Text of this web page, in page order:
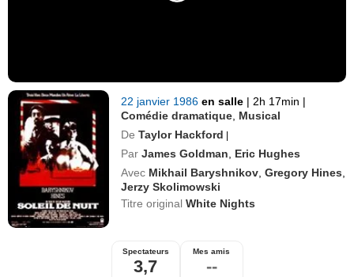
22 janvier 1986en salle | 2h 17min |
Comédie dramatique Musical
De Taylor Hackford |
Par James Goldman
Eric Hughes
Avec Mikhail Baryshnikov ,Gregory Hines
Jerzy Skolimowski
Titre originalWhite Nights
Spectateurs
3,7
Mes amis
--